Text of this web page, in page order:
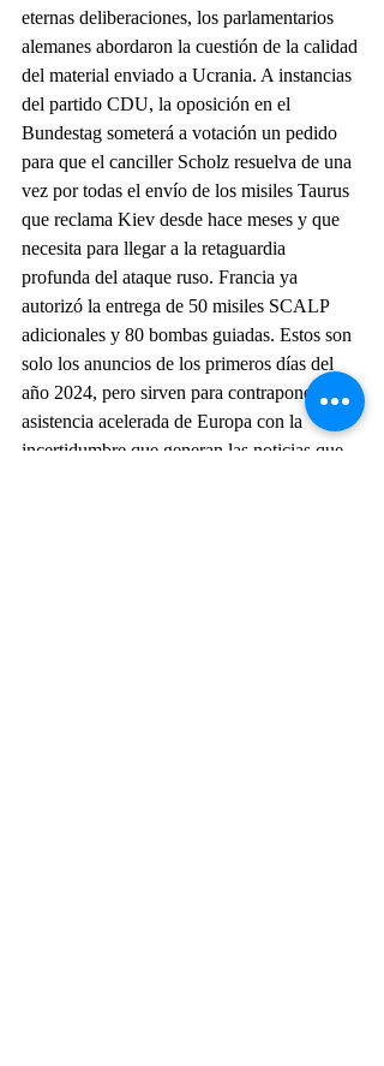
eternas deliberaciones, los parlamentarios
alemanes abordaron la cuestión de la calidad
del material enviado a Ucrania. A instancias
del partido CDU, la oposición en el
Bundestag someterá a votación un pedido
para que el canciller Scholz resuelva de una
vez por todas el envío de los misiles Taurus
que reclama Kiev desde hace meses y que
necesita para llegar a la retaguardia
profunda del ataque ruso. Francia ya
autorizó la entrega de 50 misiles SCALP
adicionales y 80 bombas guiadas. Estos son
solo los anuncios de los primeros días del
año 2024, pero sirven para contraponer la
asistencia acelerada de Europa con la
incertidumbre que generan las noticias que